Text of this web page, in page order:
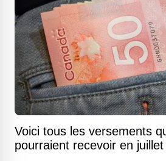
Voici tous les versements
pourraient recevoir en